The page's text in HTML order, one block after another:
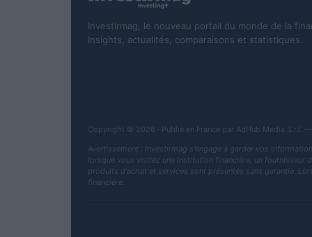
Investirmag, le nouveau portail du monde de la
Insights, actualités, comparaisons et statistiques.
Copyright © 2026 · Publié en France par AdHub Media S.r.l.
Avertissement : Investirmag s'engage à garder vos
lorsque vous visitez une institution financière, un fournisseur
produits d'achat et services sont présentés sans garantie.
financière.